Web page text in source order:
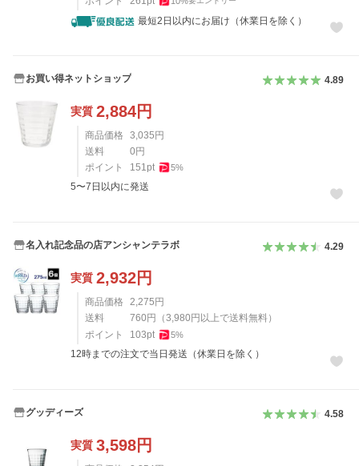
最短2日以内にお届け（休業日を除く）
お買い得ネットショップ 4.89
実質 2,884円
商品価格 3,035 円
送料
0 円
ポイント
151pt 5%
5〜7日以内に発送
名入れ記念品の店アンシャンテラボ 4.29
実質 2,932円
商品価格 2,275 円
送料
760 円 （3,980 円以上で送料無料）
ポイント
103pt 5%
12時までの注文で当日発送（休業日を除く）
グッディーズ 4.58
実質 3,598円